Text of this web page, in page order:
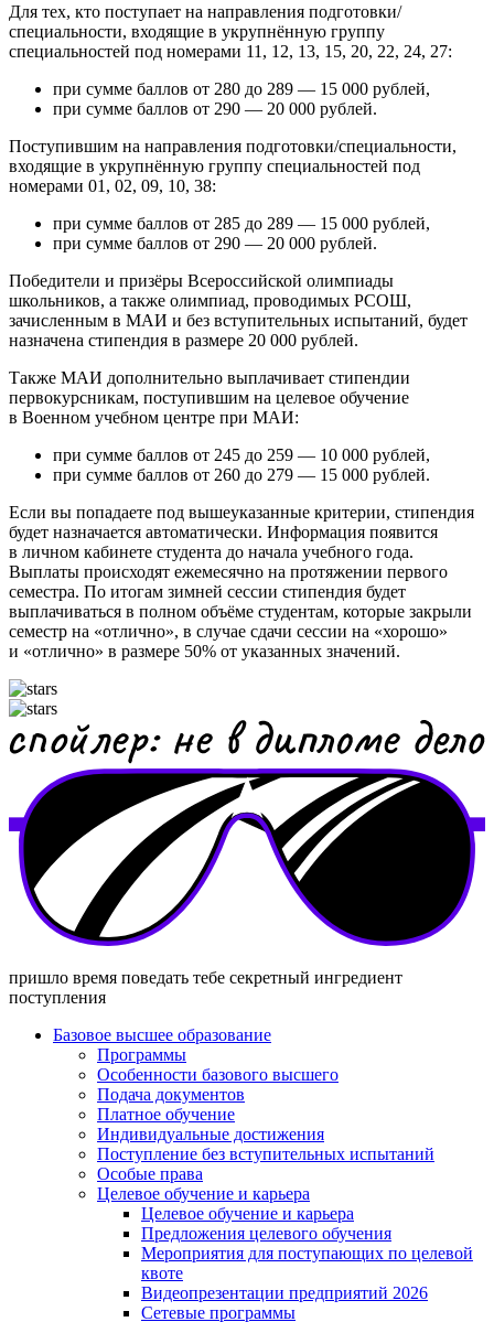
Для тех, кто поступает на направления подготовки/
специальности, входящие в укрупнённую группу
специальностей под номерами 11, 12, 13, 15, 20, 22, 24, 27:
при сумме баллов от 280 до 289 — 15 000 рублей,
при сумме баллов от 290 — 20 000 рублей.
Поступившим на направления подготовки/специальности,
входящие в укрупнённую группу специальностей под
номерами 01, 02, 09, 10, 38:
при сумме баллов от 285 до 289 — 15 000 рублей,
при сумме баллов от 290 — 20 000 рублей.
Победители и призёры Всероссийской олимпиады
школьников, а также олимпиад, проводимых РСОШ,
зачисленным в МАИ и без вступительных испытаний, будет
назначена стипендия в размере 20 000 рублей.
Также МАИ дополнительно выплачивает стипендии
первокурсникам, поступившим на целевое обучение
в Военном учебном центре при МАИ:
при сумме баллов от 245 до 259 — 10 000 рублей,
при сумме баллов от 260 до 279 — 15 000 рублей.
Если вы попадаете под вышеуказанные критерии, стипендия
будет назначается автоматически. Информация появится
в личном кабинете студента до начала учебного года.
Выплаты происходят ежемесячно на протяжении первого
семестра. По итогам зимней сессии стипендия будет
выплачиваться в полном объёме студентам, которые закрыли
семестр на «отлично», в случае сдачи сессии на «хорошо»
и «отлично» в размере 50% от указанных значений.
пришло время поведать тебе секретный ингредиент
поступления
Базовое высшее образование
Программы
Особенности базового высшего
Подача документов
Платное обучение
Индивидуальные достижения
Поступление без вступительных испытаний
Особые права
Целевое обучение и карьера
Целевое обучение и карьера
Предложения целевого обучения
Мероприятия для поступающих по целевой
квоте
Видеопрезентации предприятий 2026
Сетевые программы